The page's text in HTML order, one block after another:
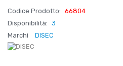
Codice Prodotto: 66804
Disponibilità: 3
Marchi
DISEC